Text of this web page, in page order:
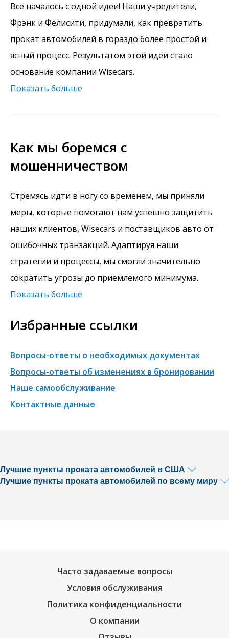
Все началось с одной идеи! Наши учредители,
Фрэнк и Фелисити, придумали, как превратить
прокат автомобилей в гораздо более простой и
ясный процесс. Результатом этой идеи стало
основание компании Wisecars.
Показать больше
Как мы боремся с
мошенничеством
Стремясь идти в ногу со временем, мы приняли
меры, которые помогают нам успешно защитить
наших клиентов, Wisecars и поставщиков авто от
ошибочных транзакций. Адаптируя наши
стратегии и процессы, мы смогли значительно
сократить угрозы до приемлемого минимума.
Показать больше
Избранные ссылки
Вопросы-ответы о необходимых документах
Вопросы-ответы об изменениях в бронировании
Наше самообслуживание
Контактные данные
Лучшие пункты проката автомобилей в США
Лучшие пункты проката автомобилей по всему миру
Часто задаваемые вопросы
Условия обслуживания
Политика конфиденциальности
О компании